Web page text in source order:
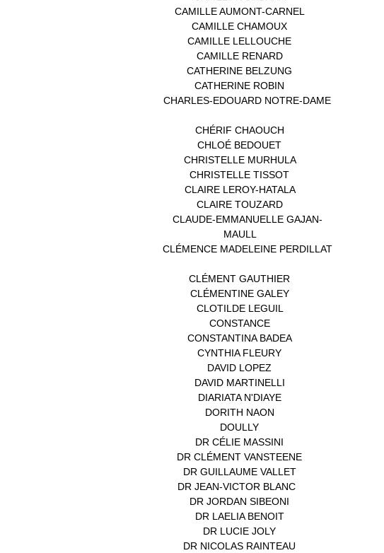
CAMILLE AUMONT-CARNEL
CAMILLE CHAMOUX
CAMILLE LELLOUCHE
CAMILLE RENARD(1)
CATHERINE BELZUNG
CATHERINE ROBIN
CHARLES-EDOUARD NOTRE-DAME
CHÉRIF CHAOUCH
CHLOÉ BEDOUET
CHRISTELLE MURHULA(1)
CHRISTELLE TISSOT
CLAIRE LEROY-HATALA(1)
CLAIRE TOUZARD(1)
CLAUDE-EMMANUELLE GAJAN-
MAULL
CLÉMENCE MADELEINE PERDILLAT
CLÉMENT GAUTHIER
CLÉMENTINE GALEY(1)
CLOTILDE LEGUIL
CONSTANCE(1)
CONSTANTINA BADEA(1)
CYNTHIA FLEURY
DAVID LOPEZ
DAVID MARTINELLI
DIARIATA N'DIAYE(1)
DORITH NAON
DOULLY
DR CÉLIE MASSINI
DR CLÉMENT VANSTEENE
DR GUILLAUME VALLET(1)
DR JEAN-VICTOR BLANC
DR JORDAN SIBEONI
DR LAELIA BENOIT(1)
DR LUCIE JOLY
DR NICOLAS RAINTEAU